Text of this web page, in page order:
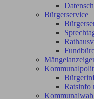
Bürgerservice
Ratsinfo